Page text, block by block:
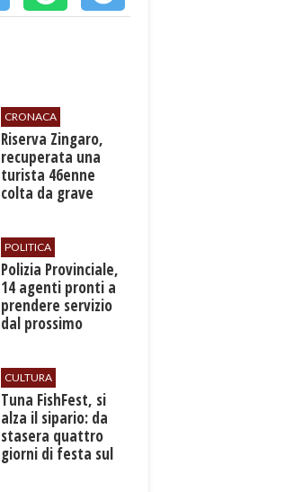
CRONACA
​Riserva Zingaro,
recuperata una
turista 46enne
colta da grave
POLITICA
​Polizia Provinciale,
14 agenti pronti a
prendere servizio
dal prossimo
CULTURA
​Tuna FishFest, si
alza il sipario: da
stasera quattro
giorni di festa sul